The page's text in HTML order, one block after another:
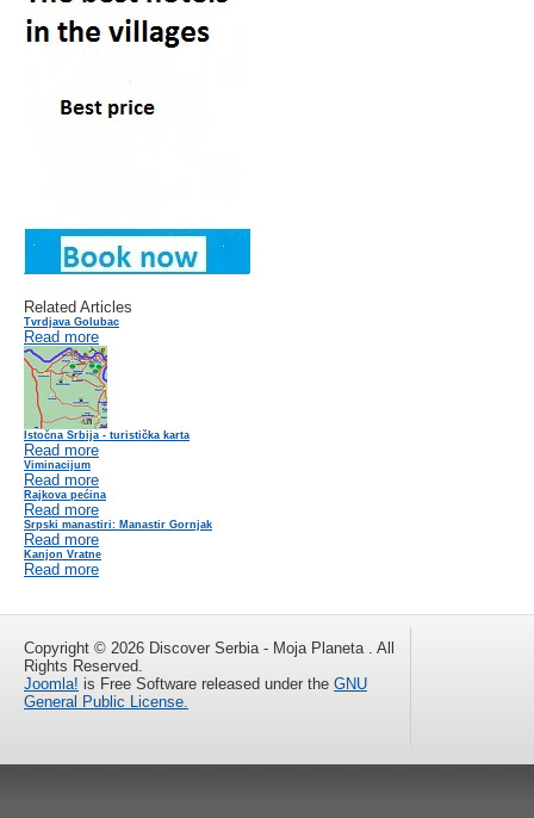
Related Articles
Tvrdjava Golubac
Read more
Istočna Srbija - turistička karta
Read more
Viminacijum
Read more
Rajkova pećina
Read more
Srpski manastiri: Manastir Gornjak
Read more
Kanjon Vratne
Read more
Copyright © 2026 Discover Serbia - Moja Planeta . All
Rights Reserved.
Joomla! is Free Software released under the GNU
General Public License.